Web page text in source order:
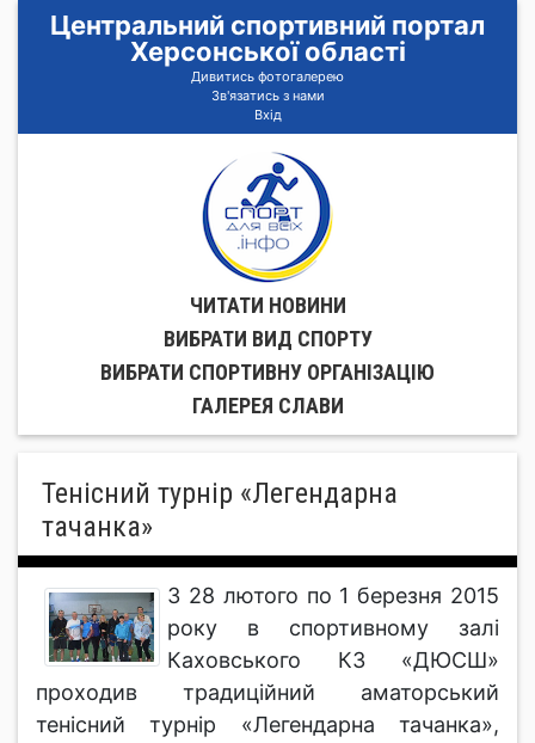
Центральний спортивний портал
Херсонської області
Дивитись фотогалерею
Зв'язатись з нами
Вхід
ЧИТАТИ НОВИНИ
ВИБРАТИ ВИД СПОРТУ
ВИБРАТИ СПОРТИВНУ ОРГАНIЗАЦIЮ
ГАЛЕРЕЯ СЛАВИ
Тенісний турнір «Легендарна
тачанка»
З 28 лютого по 1 березня 2015
року в спортивному залі
Каховського КЗ «ДЮСШ»
проходив традиційний аматорський
тенісний турнір «Легендарна тачанка»,